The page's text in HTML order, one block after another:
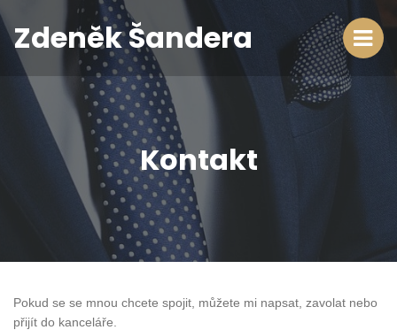
Zdeněk Šandera
Kontakt
Pokud se se mnou chcete spojit, můžete mi napsat, zavolat nebo
přijít do kanceláře.